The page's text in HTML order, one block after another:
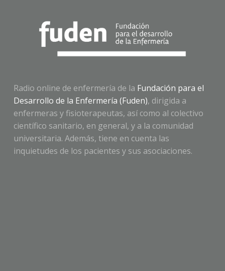
Radio online de enfermería de la Fundación para el
Desarrollo de la Enfermería (Fuden), dirigida a
enfermeras y fisioterapeutas, así como al colectivo
científico sanitario, en general, y a la comunidad
universitaria. Además, tiene en cuenta las
inquietudes de los pacientes y sus asociaciones.